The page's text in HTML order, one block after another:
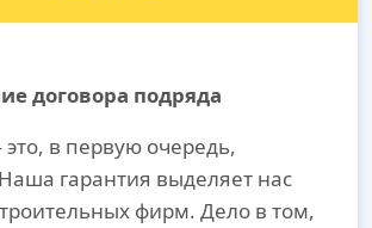
договора подряда
в первую очередь,
гарантия выделяет нас
фирм. Дело в том,